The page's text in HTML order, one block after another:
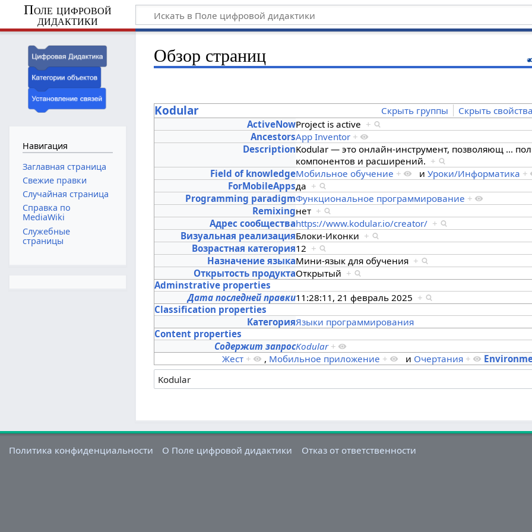
Поле цифровой
дидактики
Обзор страниц
Kodular Скрыть группы
Скрыть
ActiveNowProject is active +
AncestorsApp Inventor +
DescriptionKodular — это онлайн-инструмент, позволяющ …
компонентов и расширений. +
Field of knowledgeМобильное обучение + иУроки/Информатика +
ForMobileAppsда +
Programming paradigmФункциональное программирование +
Remixingнет +
Адрес сообществаhttps://www.kodular.io/creator/ +
Визуальная реализацияБлоки-Иконки +
Возрастная категория12 +
Назначение языкаМини-язык для обучения +
Открытость продуктаОткрытый +
Adminstrative properties
Дата последней правки11:28:11, 21 февраль 2025 +
Classification properties
КатегорияЯзыки программирования
Content properties
Содержит запросKodular +
Жест + , Мобильное приложение + и Очертания +
Навигация
Заглавная страница
Свежие правки
Случайная страница
Справка по
MediaWiki
Служебные
страницы
Политика конфиденциальности О Поле цифровой дидактики Отказ от ответственности